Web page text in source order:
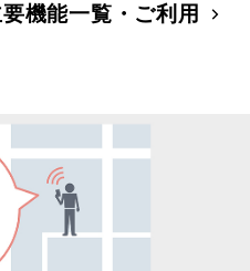
機能一覧・ご利用